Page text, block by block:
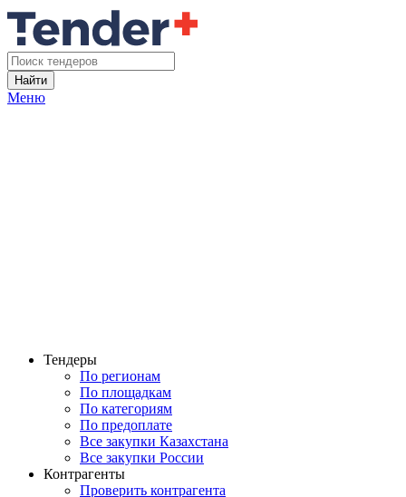
Найти
Меню
Тендеры
По регионам
По площадкам
По категориям
По предоплате
Все закупки Казахстана
Все закупки России
Контрагенты
Проверить контрагента